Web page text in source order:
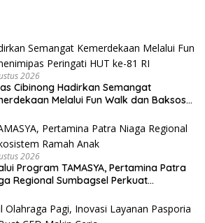
2026
Cibinong Hadirkan Semangat
Melalui Fun Walk dan Baksos
2026
Program TAMASYA, Pertamina Patra
Regional Sumbagsel Perkuat